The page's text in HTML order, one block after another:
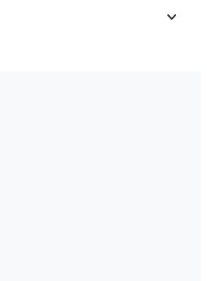
keyboard_arrow_down